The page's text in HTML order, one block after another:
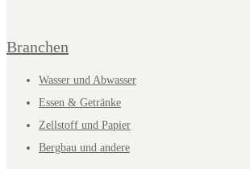
Branchen
Wasser und Abwasser
Essen & Getränke
Zellstoff und Papier
Bergbau und andere